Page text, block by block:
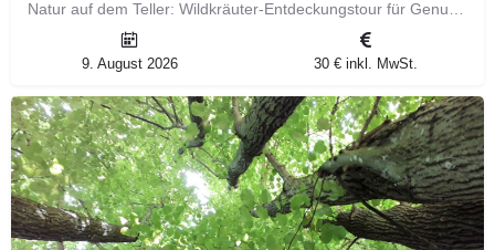
9. August 2026 30 € inkl. MwSt.